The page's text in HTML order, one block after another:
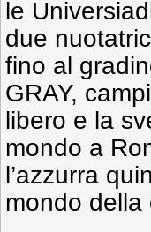
le
due
fino al
GRAY,
libero e la
mondo a
l’azzurra
mondo della